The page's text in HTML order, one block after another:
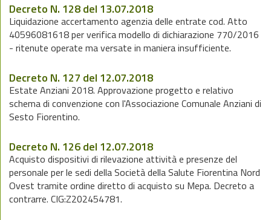
Decreto N. 128 del 13.07.2018
Liquidazione accertamento agenzia delle entrate cod. Atto
40596081618 per verifica modello di dichiarazione 770/2016
- ritenute operate ma versate in maniera insufficiente.
Decreto N. 127 del 12.07.2018
Estate Anziani 2018. Approvazione progetto e relativo
schema di convenzione con l'Associazione Comunale Anziani di
Sesto Fiorentino.
Decreto N. 126 del 12.07.2018
Acquisto dispositivi di rilevazione attività e presenze del
personale per le sedi della Società della Salute Fiorentina Nord
Ovest tramite ordine diretto di acquisto su Mepa. Decreto a
contrarre. CIG:Z202454781.